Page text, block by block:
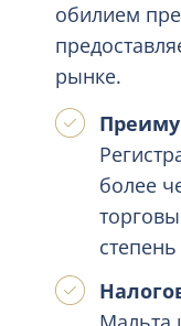
обилием
рынке.
более